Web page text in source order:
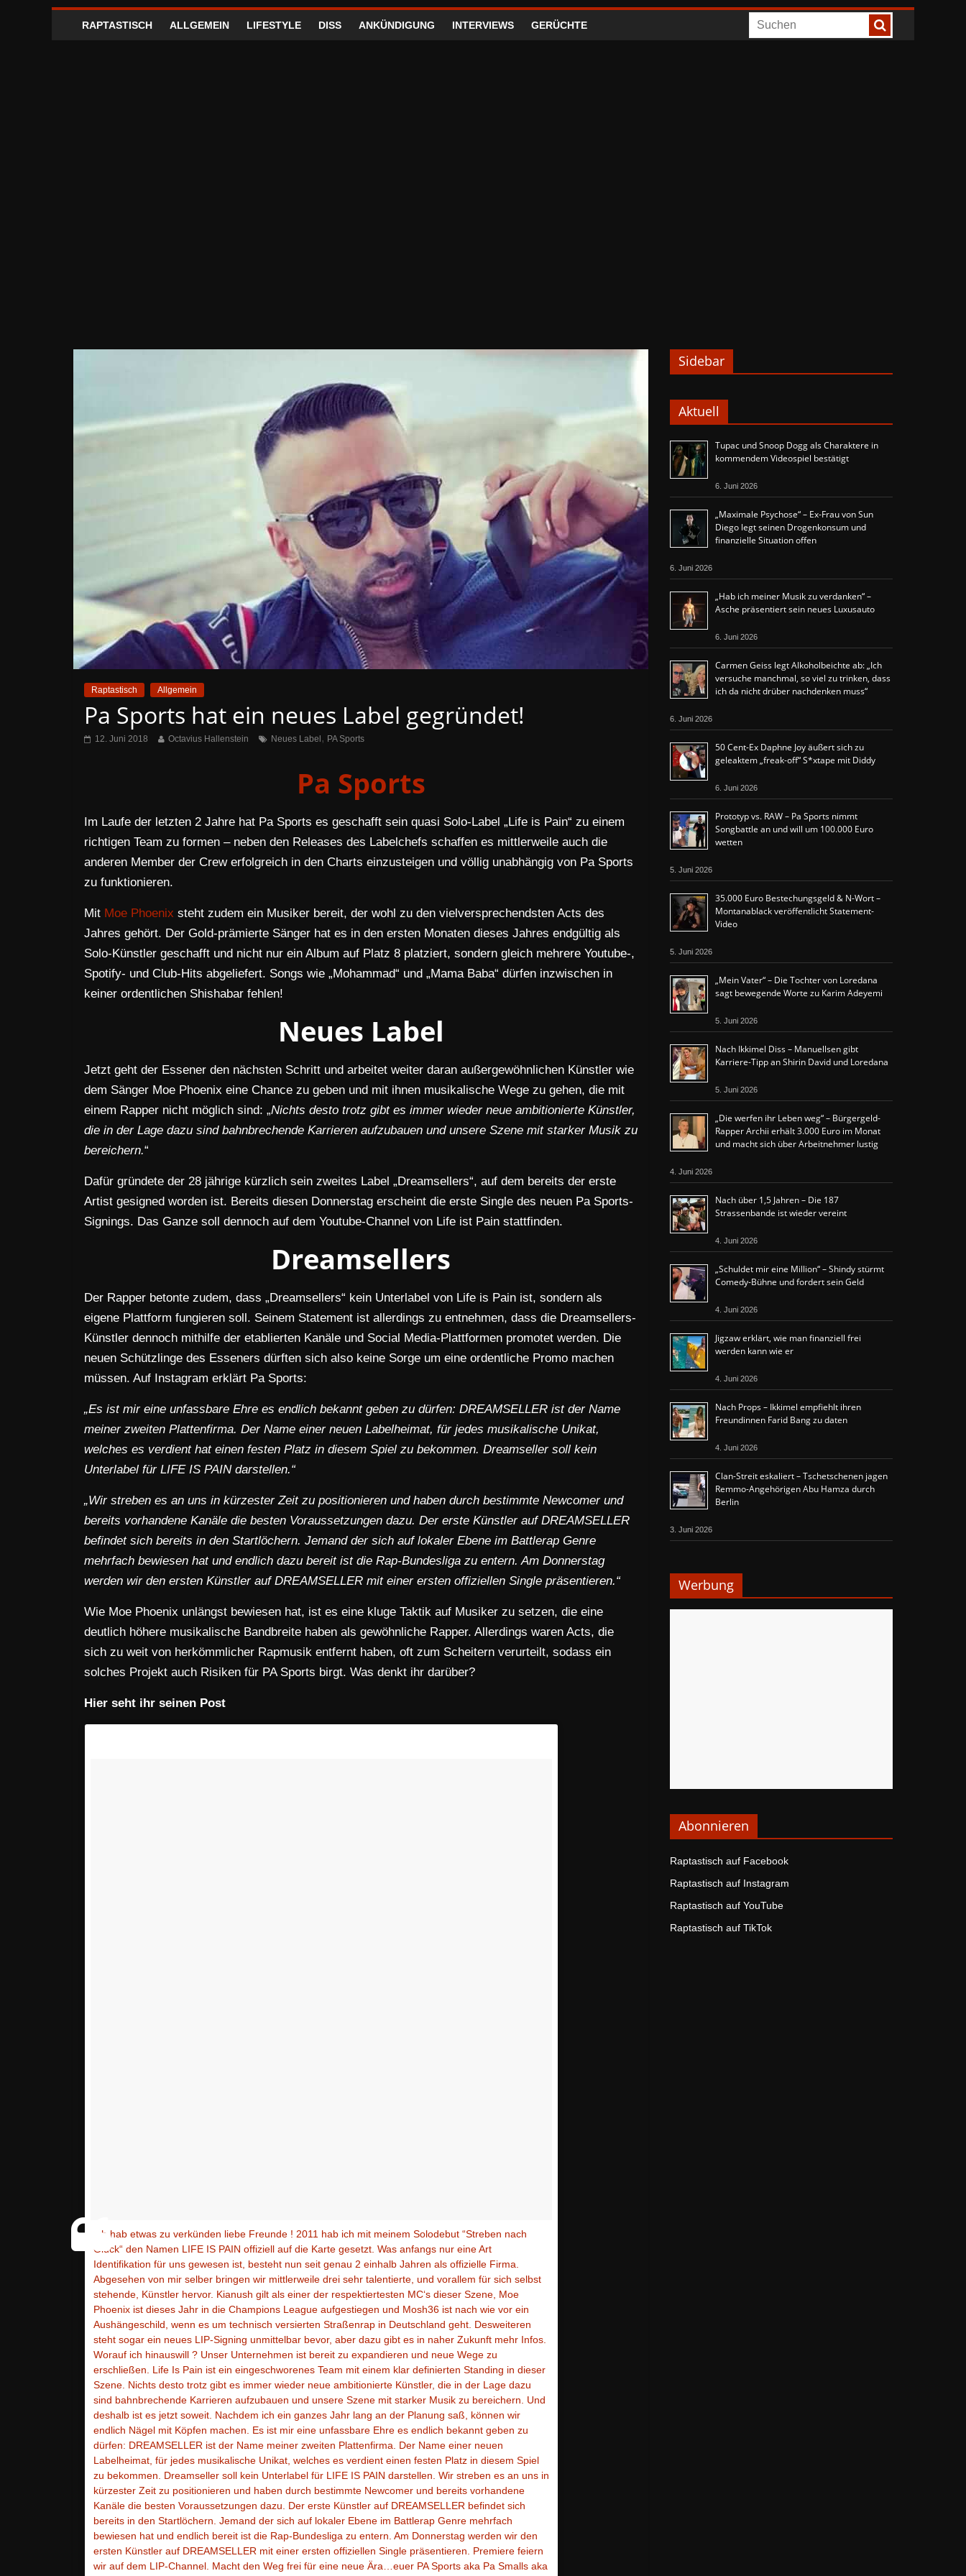
RAPTASTISCH ALLGEMEIN LIFESTYLE DISS ANKÜNDIGUNG INTERVIEWS GERÜCHTE
Raptastisch Allgemein
Pa Sports hat ein neues Label gegründet!
12. Juni 2018 Octavius Hallenstein Neues Label , PA Sports
Pa Sports
Im Laufe der letzten 2 Jahre hat Pa Sports es geschafft sein quasi Solo-Label „Life is Pain“ zu einem
richtigen Team zu formen – neben den Releases des Labelchefs schaffen es mittlerweile auch die
anderen Member der Crew erfolgreich in den Charts einzusteigen und völlig unabhängig von Pa Sports
zu funktionieren.
Mit Moe Phoenix steht zudem ein Musiker bereit, der wohl zu den vielversprechendsten Acts des
Jahres gehört. Der Gold-prämierte Sänger hat es in den ersten Monaten dieses Jahres endgültig als
Solo-Künstler geschafft und nicht nur ein Album auf Platz 8 platziert, sondern gleich mehrere Youtube-,
Spotify- und Club-Hits abgeliefert. Songs wie „Mohammad“ und „Mama Baba“ dürfen inzwischen in
keiner ordentlichen Shishabar fehlen!
Neues Label
Jetzt geht der Essener den nächsten Schritt und arbeitet weiter daran außergewöhnlichen Künstler wie
dem Sänger Moe Phoenix eine Chance zu geben und mit ihnen musikalische Wege zu gehen, die mit
einem Rapper nicht möglich sind: „Nichts desto trotz gibt es immer wieder neue ambitionierte Künstler,
die in der Lage dazu sind bahnbrechende Karrieren aufzubauen und unsere Szene mit starker Musik zu
bereichern.“
Dafür gründete der 28 jährige kürzlich sein zweites Label „Dreamsellers“, auf dem bereits der erste
Artist gesigned worden ist. Bereits diesen Donnerstag erscheint die erste Single des neuen Pa Sports-
Signings. Das Ganze soll dennoch auf dem Youtube-Channel von Life ist Pain stattfinden.
Dreamsellers
Der Rapper betonte zudem, dass „Dreamsellers“ kein Unterlabel von Life is Pain ist, sondern als
eigene Plattform fungieren soll. Seinem Statement ist allerdings zu entnehmen, dass die Dreamsellers-
Künstler dennoch mithilfe der etablierten Kanäle und Social Media-Plattformen promotet werden. Die
neuen Schützlinge des Esseners dürften sich also keine Sorge um eine ordentliche Promo machen
müssen. Auf Instagram erklärt Pa Sports:
„Es ist mir eine unfassbare Ehre es endlich bekannt geben zu dürfen: DREAMSELLER ist der Name
meiner zweiten Plattenfirma. Der Name einer neuen Labelheimat, für jedes musikalische Unikat,
welches es verdient hat einen festen Platz in diesem Spiel zu bekommen. Dreamseller soll kein
Unterlabel für LIFE IS PAIN darstellen.“
„Wir streben es an uns in kürzester Zeit zu positionieren und haben durch bestimmte Newcomer und
bereits vorhandene Kanäle die besten Voraussetzungen dazu. Der erste Künstler auf DREAMSELLER
befindet sich bereits in den Startlöchern. Jemand der sich auf lokaler Ebene im Battlerap Genre
mehrfach bewiesen hat und endlich dazu bereit ist die Rap-Bundesliga zu entern. Am Donnerstag
werden wir den ersten Künstler auf DREAMSELLER mit einer ersten offiziellen Single präsentieren.“
Wie Moe Phoenix unlängst bewiesen hat, ist es eine kluge Taktik auf Musiker zu setzen, die eine
deutlich höhere musikalische Bandbreite haben als gewöhnliche Rapper. Allerdings waren Acts, die
sich zu weit von herkömmlicher Rapmusik entfernt haben, oft zum Scheitern verurteilt, sodass ein
solches Projekt auch Risiken für PA Sports birgt. Was denkt ihr darüber?
Hier seht ihr seinen Post
Ich hab etwas zu verkünden liebe Freunde ! 2011 hab ich mit meinem Solodebut “Streben nach
Glück“ den Namen LIFE IS PAIN offiziell auf die Karte gesetzt. Was anfangs nur eine Art
Identifikation für uns gewesen ist, besteht nun seit genau 2 einhalb Jahren als offizielle Firma.
Abgesehen von mir selber bringen wir mittlerweile drei sehr talentierte, und vorallem für sich selbst
stehende, Künstler hervor. Kianush gilt als einer der respektiertesten MC‘s dieser Szene, Moe
Phoenix ist dieses Jahr in die Champions League aufgestiegen und Mosh36 ist nach wie vor ein
Aushängeschild, wenn es um technisch versierten Straßenrap in Deutschland geht. Desweiteren
steht sogar ein neues LIP-Signing unmittelbar bevor, aber dazu gibt es in naher Zukunft mehr Infos.
Worauf ich hinauswill ? Unser Unternehmen ist bereit zu expandieren und neue Wege zu
erschließen. Life Is Pain ist ein eingeschworenes Team mit einem klar definierten Standing in dieser
Szene. Nichts desto trotz gibt es immer wieder neue ambitionierte Künstler, die in der Lage dazu
sind bahnbrechende Karrieren aufzubauen und unsere Szene mit starker Musik zu bereichern. Und
deshalb ist es jetzt soweit. Nachdem ich ein ganzes Jahr lang an der Planung saß, können wir
endlich Nägel mit Köpfen machen. Es ist mir eine unfassbare Ehre es endlich bekannt geben zu
dürfen: DREAMSELLER ist der Name meiner zweiten Plattenfirma. Der Name einer neuen
Labelheimat, für jedes musikalische Unikat, welches es verdient einen festen Platz in diesem Spiel
zu bekommen. Dreamseller soll kein Unterlabel für LIFE IS PAIN darstellen. Wir streben es an uns in
kürzester Zeit zu positionieren und haben durch bestimmte Newcomer und bereits vorhandene
Kanäle die besten Voraussetzungen dazu. Der erste Künstler auf DREAMSELLER befindet sich
bereits in den Startlöchern. Jemand der sich auf lokaler Ebene im Battlerap Genre mehrfach
bewiesen hat und endlich bereit ist die Rap-Bundesliga zu entern. Am Donnerstag werden wir den
ersten Künstler auf DREAMSELLER mit einer ersten offiziellen Single präsentieren. Premiere feiern
wir auf dem LIP-Channel. Macht den Weg frei für eine neue Ära…euer PA Sports aka Pa Smalls aka
Sidebar
Aktuell
Tupac und Snoop Dogg als Charaktere in
kommendem Videospiel bestätigt
6. Juni 2026
„Maximale Psychose“ – Ex-Frau von Sun
Diego legt seinen Drogenkonsum und
finanzielle Situation offen
6. Juni 2026
„Hab ich meiner Musik zu verdanken“ –
Asche präsentiert sein neues Luxusauto
6. Juni 2026
Carmen Geiss legt Alkoholbeichte ab: „Ich
versuche manchmal, so viel zu trinken, dass
ich da nicht drüber nachdenken muss“
6. Juni 2026
50 Cent-Ex Daphne Joy äußert sich zu
geleaktem „freak-off“ S*xtape mit Diddy
6. Juni 2026
Prototyp vs. RAW – Pa Sports nimmt
Songbattle an und will um 100.000 Euro
wetten
5. Juni 2026
35.000 Euro Bestechungsgeld & N-Wort –
Montanablack veröffentlicht Statement-
Video
5. Juni 2026
„Mein Vater“ – Die Tochter von Loredana
sagt bewegende Worte zu Karim Adeyemi
5. Juni 2026
Nach Ikkimel Diss – Manuellsen gibt
Karriere-Tipp an Shirin David und Loredana
5. Juni 2026
„Die werfen ihr Leben weg“ – Bürgergeld-
Rapper Archii erhält 3.000 Euro im Monat
und macht sich über Arbeitnehmer lustig
4. Juni 2026
Nach über 1,5 Jahren – Die 187
Strassenbande ist wieder vereint
4. Juni 2026
„Schuldet mir eine Million“ – Shindy stürmt
Comedy-Bühne und fordert sein Geld
4. Juni 2026
Jigzaw erklärt, wie man finanziell frei
werden kann wie er
4. Juni 2026
Nach Props – Ikkimel empfiehlt ihren
Freundinnen Farid Bang zu daten
4. Juni 2026
Clan-Streit eskaliert – Tschetschenen jagen
Remmo-Angehörigen Abu Hamza durch
Berlin
3. Juni 2026
Werbung
Abonnieren
Raptastisch auf Facebook
Raptastisch auf Instagram
Raptastisch auf YouTube
Raptastisch auf TikTok